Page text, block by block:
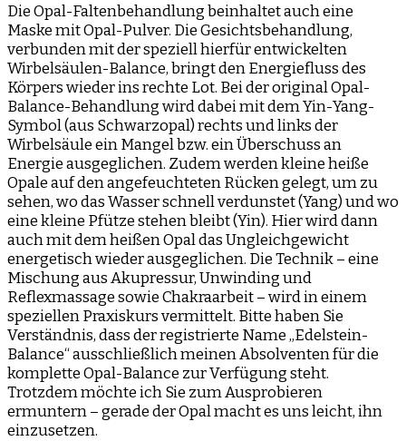
Die Opal-Faltenbehandlung beinhaltet auch eine
Maske mit Opal-Pulver. Die Gesichtsbehandlung,
verbunden mit der speziell hierfür entwickelten
Wirbelsäulen-Balance, bringt den Energiefluss des
Körpers wieder ins rechte Lot. Bei der original Opal-
Balance-Behandlung wird dabei mit dem Yin-Yang-
Symbol (aus Schwarzopal) rechts und links der
Wirbelsäule ein Mangel bzw. ein Überschuss an
Energie ausgeglichen. Zudem werden kleine heiße
Opale auf den angefeuchteten Rücken gelegt, um zu
sehen, wo das Wasser schnell verdunstet (Yang) und wo
eine kleine Pfütze stehen bleibt (Yin). Hier wird dann
auch mit dem heißen Opal das Ungleichgewicht
energetisch wieder ausgeglichen. Die Technik – eine
Mischung aus Akupressur, Unwinding und
Reflexmassage sowie Chakraarbeit – wird in einem
speziellen Praxiskurs vermittelt. Bitte haben Sie
Verständnis, dass der registrierte Name „Edelstein-
Balance“ ausschließlich meinen Absolventen für die
komplette Opal-Balance zur Verfügung steht.
Trotzdem möchte ich Sie zum Ausprobieren
ermuntern – gerade der Opal macht es uns leicht, ihn
einzusetzen.